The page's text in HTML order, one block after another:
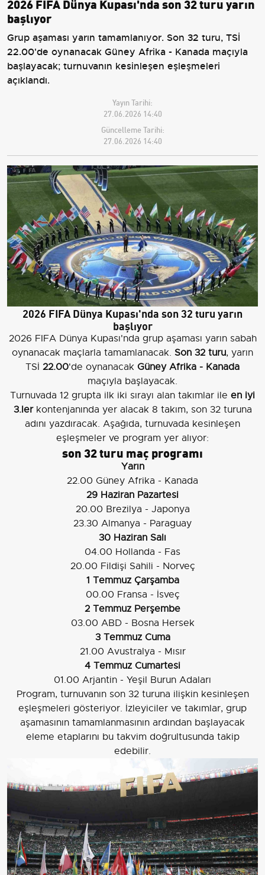
başlıyor
Grup aşaması yarın tamamlanıyor. Son 32 turu, TSİ
22.00'de oynanacak Güney Afrika - Kanada maçıyla
başlayacak; turnuvanın kesinleşen eşleşmeleri
açıklandı.
Yayın Tarihi:
27.06.2026 14:40
Güncelleme Tarihi:
27.06.2026 14:40
2026 FIFA Dünya Kupası'nda son 32 turu yarın
başlıyor
2026 FIFA Dünya Kupası'nda grup aşaması yarın sabah
oynanacak maçlarla tamamlanacak. Son 32 turu, yarın
TSİ 22.00'de oynanacak Güney Afrika - Kanada
maçıyla başlayacak.
Turnuvada 12 grupta ilk iki sırayı alan takımlar ile en iyi
3.lerkontenjanında yer alacak 8 takım, son 32 turuna
adını yazdıracak. Aşağıda, turnuvada kesinleşen
eşleşmeler ve program yer alıyor:
son 32 turu maç programı
Yarın
22.00 Güney Afrika - Kanada
29 Haziran Pazartesi
20.00 Brezilya - Japonya
23.30 Almanya - Paraguay
30 Haziran Salı
04.00 Hollanda - Fas
20.00 Fildişi Sahili - Norveç
1 Temmuz Çarşamba
00.00 Fransa - İsveç
2 Temmuz Perşembe
03.00 ABD - Bosna Hersek
3 Temmuz Cuma
21.00 Avustralya - Mısır
4 Temmuz Cumartesi
01.00 Arjantin - Yeşil Burun Adaları
Program, turnuvanın son 32 turuna ilişkin kesinleşen
eşleşmeleri gösteriyor. İzleyiciler ve takımlar, grup
aşamasının tamamlanmasının ardından başlayacak
eleme etaplarını bu takvim doğrultusunda takip
edebilir.